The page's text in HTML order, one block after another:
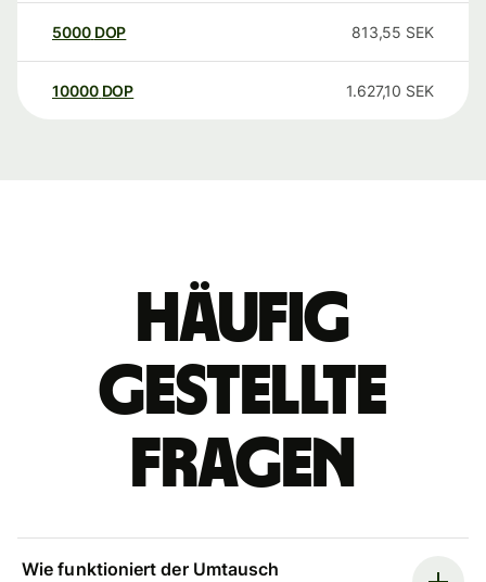
5000 DOP 813,55 SEK
10000 DOP 1.627,10 SEK
Häufig
gestellte
Fragen
Wie funktioniert der Umtausch